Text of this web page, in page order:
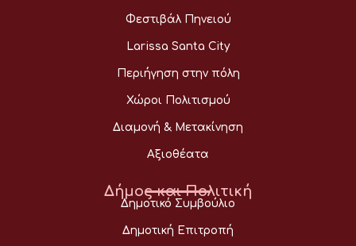
Φεστιβάλ Πηνειού
Larissa Santa City
Περιήγηση στην πόλη
Χώροι Πολιτισμού
Διαμονή & Μετακίνηση
Αξιοθέατα
Δήμος και Πολιτική
Δημοτικό Συμβούλιο
Δημοτική Επιτροπή